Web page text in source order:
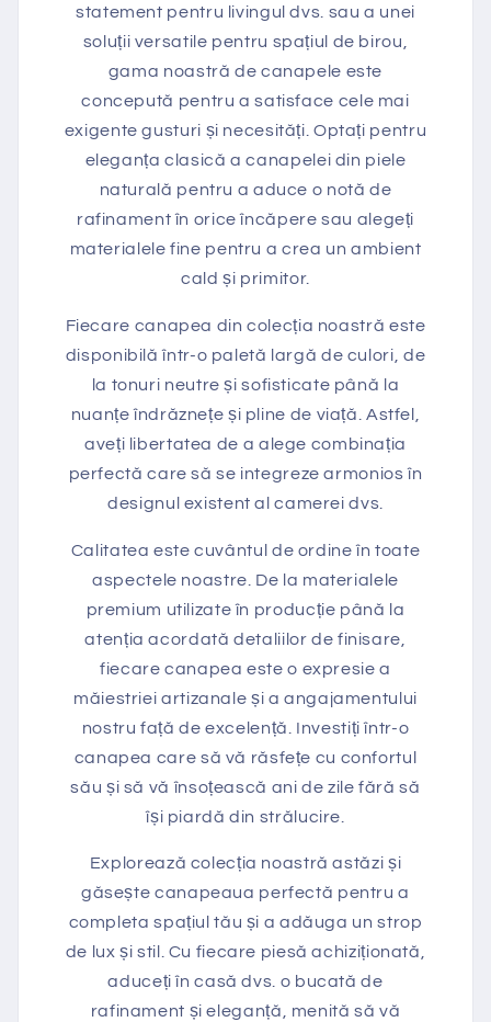
statement pentru livingul dvs. sau a unei
soluții versatile pentru spațiul de birou,
gama noastră de canapele este
concepută pentru a satisface cele mai
exigente gusturi și necesități. Optați pentru
eleganța clasică a canapelei din piele
naturală pentru a aduce o notă de
rafinament în orice încăpere sau alegeți
materialele fine pentru a crea un ambient
cald și primitor.
Fiecare canapea din colecția noastră este
disponibilă într-o paletă largă de culori, de
la tonuri neutre și sofisticate până la
nuanțe îndrăznețe și pline de viață. Astfel,
aveți libertatea de a alege combinația
perfectă care să se integreze armonios în
designul existent al camerei dvs.
Calitatea este cuvântul de ordine în toate
aspectele noastre. De la materialele
premium utilizate în producție până la
atenția acordată detaliilor de finisare,
fiecare canapea este o expresie a
măiestriei artizanale și a angajamentului
nostru față de excelență. Investiți într-o
canapea care să vă răsfețe cu confortul
său și să vă însoțească ani de zile fără să
își piardă din strălucire.
Explorează colecția noastră astăzi și
găsește canapeaua perfectă pentru a
completa spațiul tău și a adăuga un strop
de lux și stil. Cu fiecare piesă achiziționată,
aduceți în casă dvs. o bucată de
rafinament și eleganță, menită să vă